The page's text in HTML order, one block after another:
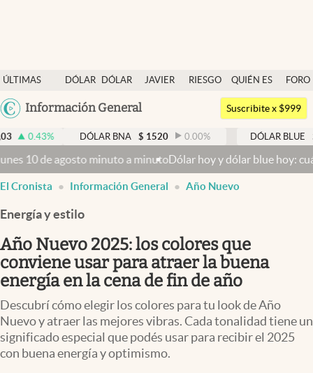
ÚLTIMAS
NOTICIAS
DÓLAR
DÓLAR
JAVIER
RIESGO
QUIÉN ES
QUIÉN
FORO
Argentina
México
Información General
Dólar
Members
Economía y Política
Finanzas y Mercados
Mercados Online
Negocios
Columnistas
Otras secciones
Apertura
Infotechnology
Suscribite x $999
DÓLAR BNA $ 1520 0.00% DÓLAR BLUE $ 1525 -
minuto a minutoDólar hoy y dólar blue hoy: cuál es la
El Cronista Información General Año Nuevo
Energía y estilo
Año Nuevo 2025: los colores que
conviene usar para atraer la buena
energía en la cena de fin de año
Descubrí cómo elegir los colores para tu look de Año
Nuevo y atraer las mejores vibras. Cada tonalidad tiene un
significado especial que podés usar para recibir el 2025
con buena energía y optimismo.